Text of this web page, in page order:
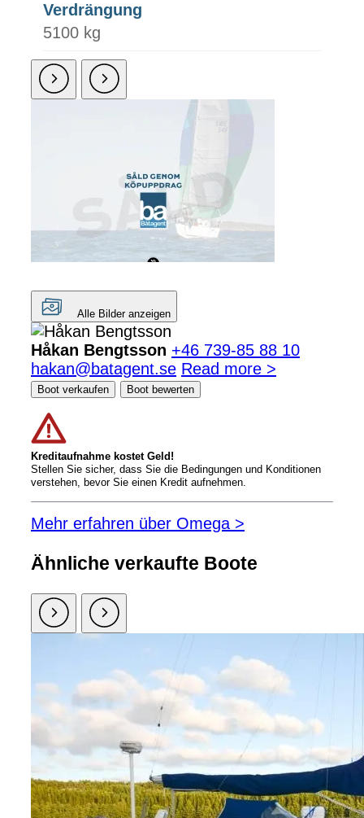
Verdrängung
5100 kg
Alle Bilder anzeigen
Håkan Bengtsson +46 739-85 88 10
hakan@batagent.se Read more >
Boot verkaufen Boot bewerten
Kreditaufnahme kostet Geld!
Stellen Sie sicher, dass Sie die Bedingungen und Konditionen
verstehen, bevor Sie einen Kredit aufnehmen.
Mehr erfahren über Omega >
Ähnliche verkaufte Boote